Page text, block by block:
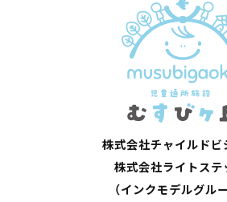
株式会社チャイルドビ
株式会社ライトステ
（インクモデルグルー